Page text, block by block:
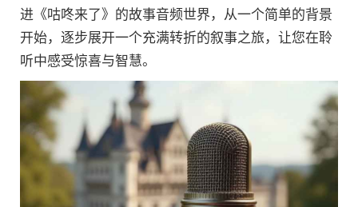
进《咕咚来了》的故事音频世界，从一个简单的背景
开始，逐步展开一个充满转折的叙事之旅，让您在聆
听中感受惊喜与智慧。